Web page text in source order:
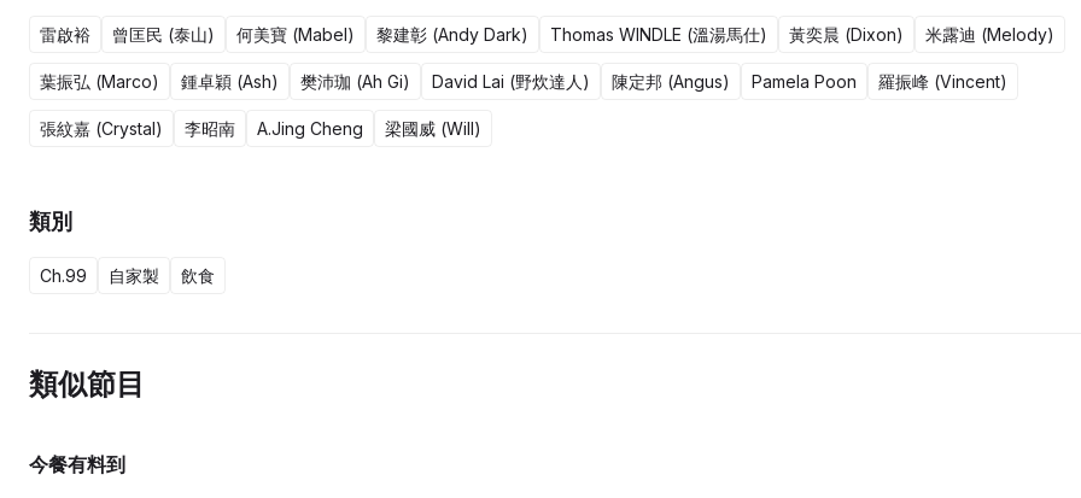
雷啟裕 曾匡民 (泰山) 何美寶 (Mabel) 黎建彰 (Andy Dark) Thomas WINDLE (溫湯馬仕) 黃奕晨 (Dixon) 米露迪 (Melody)
葉振弘 (Marco) 鍾卓穎 (Ash) 樊沛珈 (Ah Gi) David Lai (野炊達人) 陳定邦 (Angus) Pamela Poon 羅振峰 (Vincent)
張紋嘉 (Crystal) 李昭南 A.Jing Cheng 梁國威 (Will)
類別
Ch.99 自家製 飲食
類似節目
今餐有料到